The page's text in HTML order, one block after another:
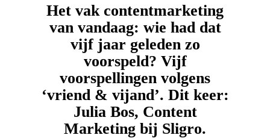
Het vak contentmarketing
van vandaag: wie had dat
vijf jaar geleden zo
voorspeld? Vijf
voorspellingen volgens
‘vriend & vijand’. Dit keer:
Julia Bos, Content
Marketing bij Sligro.